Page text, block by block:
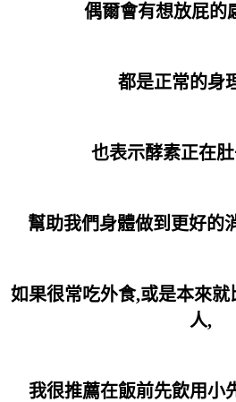
偶爾會有想放屁的
都是正常的身
也表示酵素正在
幫助我們身體做到更好的
如果很常吃外食,或是本來
人,
我很推薦在飯前先飲用小